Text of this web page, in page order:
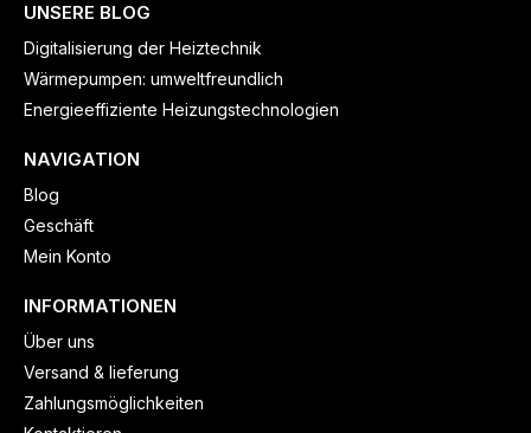
UNSERE BLOG
Digitalisierung der Heiztechnik
Wärmepumpen: umweltfreundlich
Energieeffiziente Heizungstechnologien
NAVIGATION
Blog
Geschäft
Mein Konto
INFORMATIONEN
Über uns
Versand & lieferung
Zahlungsmöglichkeiten